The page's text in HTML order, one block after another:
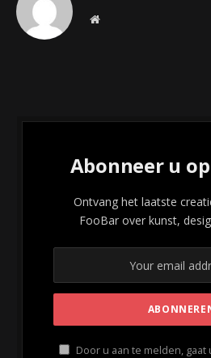
Website
Abonneer u
Ontvang het laatste
FooBar over kunst,
Door u aan te melden,